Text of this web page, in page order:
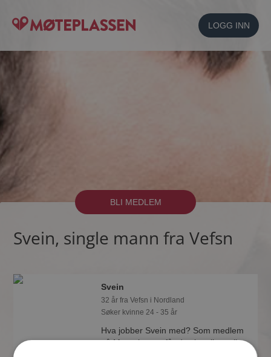
LOGG INN
BLI MEDLEM
Svein, single mann fra Vefsn
Svein
32 år fra Vefsn i Nordland
Søker kvinne 24 - 35 år
Hva jobber Svein med? Som medlem
på Møteplassen får du vite alle mulige